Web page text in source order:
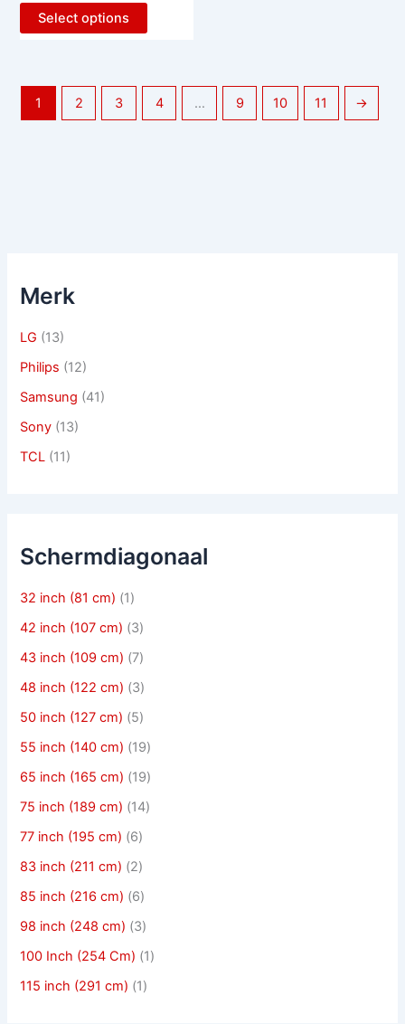
Select options
1 2 3 4 … 9 10 11 →
Merk
LG (13)
Philips (12)
Samsung (41)
Sony (13)
TCL (11)
Schermdiagonaal
32 inch (81 cm) (1)
42 inch (107 cm) (3)
43 inch (109 cm) (7)
48 inch (122 cm) (3)
50 inch (127 cm) (5)
55 inch (140 cm) (19)
65 inch (165 cm) (19)
75 inch (189 cm) (14)
77 inch (195 cm) (6)
83 inch (211 cm) (2)
85 inch (216 cm) (6)
98 inch (248 cm) (3)
100 Inch (254 Cm) (1)
115 inch (291 cm) (1)